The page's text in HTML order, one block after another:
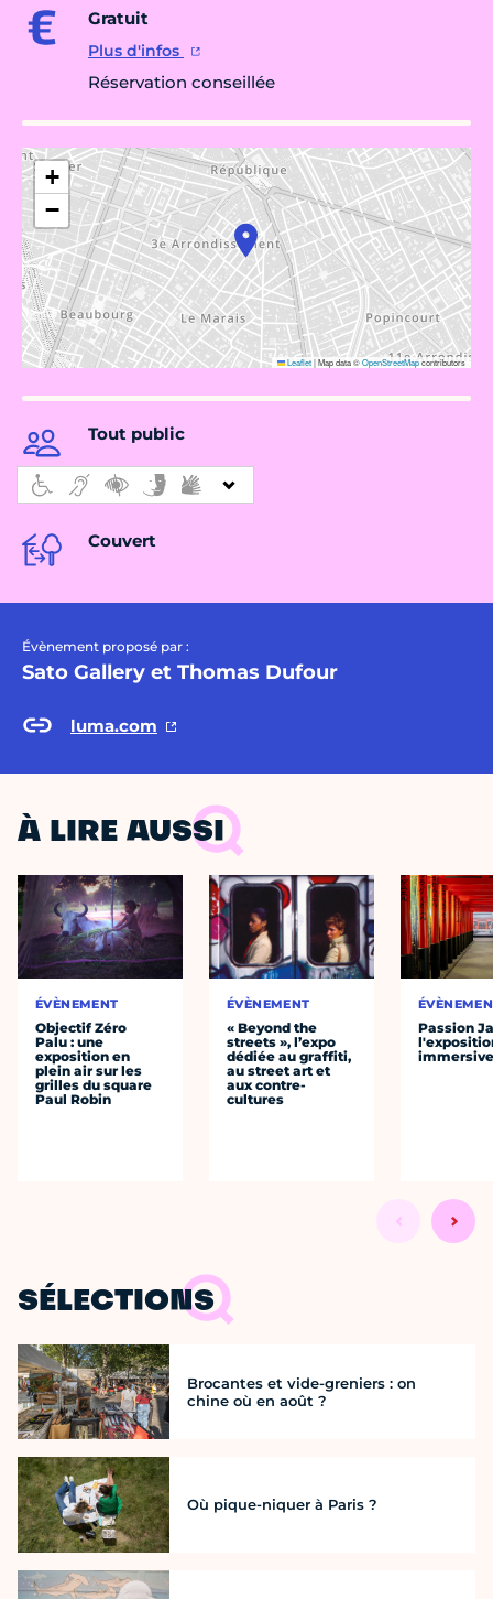
Gratuit
Plus d'infos
Réservation conseillée
+
−
Leaflet|Map data ©OpenStreetMapcontributors
Tout public
Couvert
Évènement proposé par :
Sato Gallery et Thomas Dufour
luma.com
À LIRE AUSSI
ÉVÈNEMENT
Objectif Zéro
Palu : une
exposition en
plein air sur les
grilles du square
Paul Robin
ÉVÈNEMENT
« Beyond the
streets », l’expo
dédiée au graffiti,
au street art et
aux contre-
cultures
Passion
SÉLECTIONS
Brocantes et vide-greniers : on
chine où en août ?
Où pique-niquer à Paris ?